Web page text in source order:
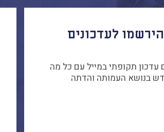
הירשמו לעדכונים
עדכון תקופתי במייל עם כל מה
בנושא העמותה והדתה